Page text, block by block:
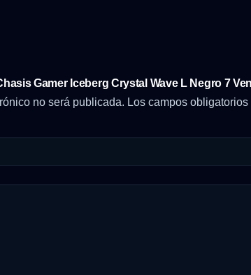
Gamer Iceberg Crystal Wave L Negro 7
no será publicada. Los campos